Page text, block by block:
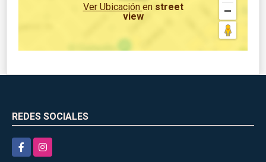
Ver Ubicación en street
view
REDES SOCIALES
FacebookInstagram